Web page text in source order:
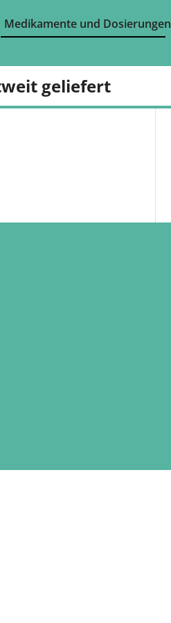
Medikamente und Dosierungen
geliefert